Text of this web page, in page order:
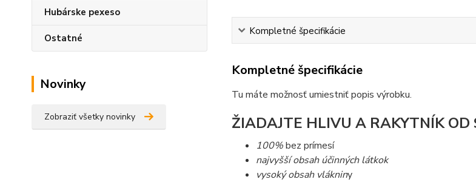
Hubárske pexeso
Ostatné
Novinky
Zobraziť všetky novinky
Kompletné špecifikácie
Kompletné špecifikácie
Tu máte možnosť umiestniť popis výrobku.
ŽIADAJTE HLIVU A RAKYTNÍK OD
100%bez prímesí
najvyšší obsah účinných látkok
vysoký obsah vlákniny